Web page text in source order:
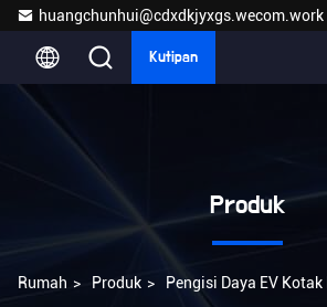
huangchunhui@cdxdkjyxgs.wecom.work
Kutipan
Produk
Rumah > Produk > Pengisi Daya EV